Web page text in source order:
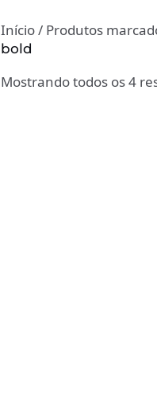
Início/ Produtos
bold
Mostrando todos os 4